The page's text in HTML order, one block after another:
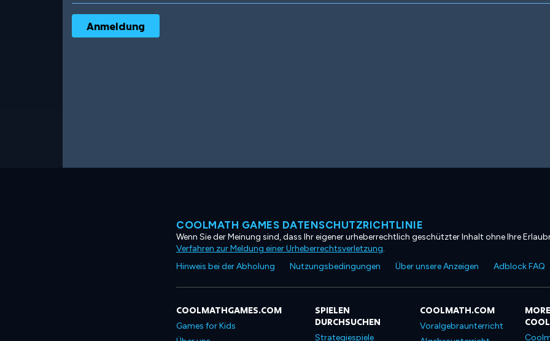
Ooh! Aah!
COOLMATH GAMES DATENSCHUTZRICHTLINIE
Wenn Sie der Meinung sind, dass Ihr eigener urheberrechtlich geschützter Inhalt ohne Ihre
Verfahren zur Meldung einer Urheberrechtsverletzung.
Hinweis bei der Abholung
Nutzungsbedingungen Über unsere Anzeigen Adblock FAQ
COOLMATHGAMES.COM
Games for Kids
SPIELEN
DURCHSUCHEN
Strategiespiele
COOLMATH.COM
Voralgebraunterricht